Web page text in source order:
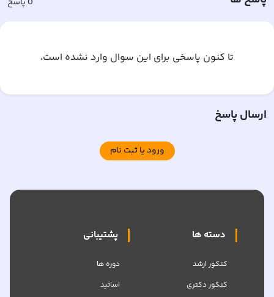
تا کنون پاسخی برای این سوال وارد نشده است،
ارسال پاسخ
ورود یا ثبت نام
دسته ها
کنکور ارشد
کنکور دکتری
پشتیبانی
دوره ها
اساتید